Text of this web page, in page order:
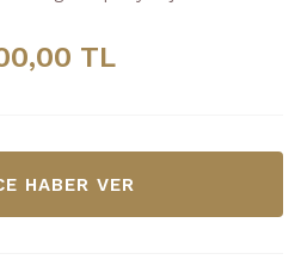
TL
HABER VER